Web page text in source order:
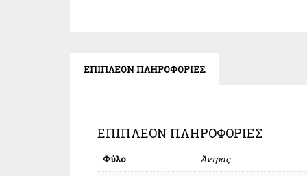
ΕΠΙΠΛΈΟΝ ΠΛΗΡΟΦΟΡΊΕΣ
ΕΠΙΠΛΈΟΝ ΠΛΗΡΟΦΟΡΊΕΣ
Φύλο
Άντρας